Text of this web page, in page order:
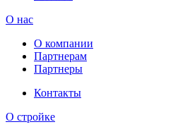
О нас
О компании
Партнерам
Партнеры
Контакты
О стройке